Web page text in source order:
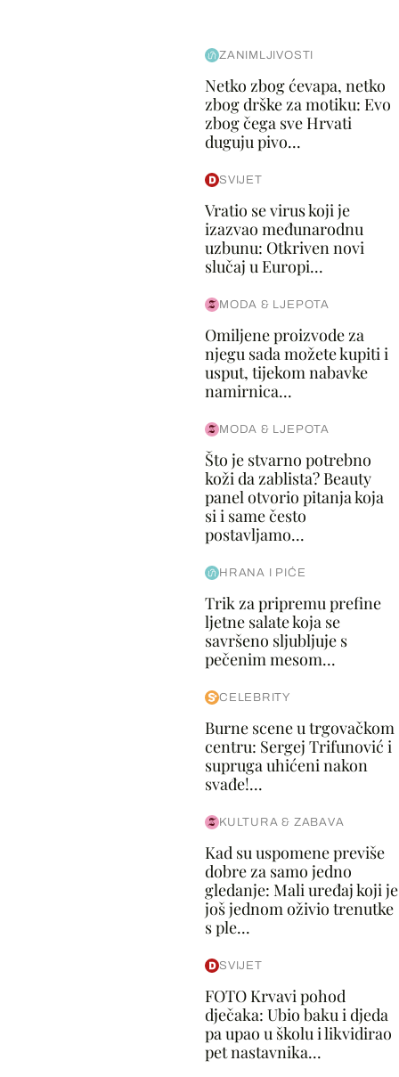
ZANIMLJIVOSTI
Netko zbog ćevapa, netko
zbog drške za motiku: Evo
zbog čega sve Hrvati
duguju pivo...
SVIJET
Vratio se virus koji je
izazvao međunarodnu
uzbunu: Otkriven novi
slučaj u Europi...
MODA & LJEPOTA
Omiljene proizvode za
njegu sada možete kupiti i
usput, tijekom nabavke
namirnica...
MODA & LJEPOTA
Što je stvarno potrebno
koži da zablista? Beauty
panel otvorio pitanja koja
si i same često
postavljamo...
HRANA I PIĆE
Trik za pripremu prefine
ljetne salate koja se
savršeno sljubljuje s
pečenim mesom...
CELEBRITY
Burne scene u trgovačkom
centru: Sergej Trifunović i
supruga uhićeni nakon
svađe!...
KULTURA & ZABAVA
Kad su uspomene previše
dobre za samo jedno
gledanje: Mali uređaj koji je
još jednom oživio trenutke
s ple...
SVIJET
FOTO Krvavi pohod
dječaka: Ubio baku i djeda
pa upao u školu i likvidirao
pet nastavnika...